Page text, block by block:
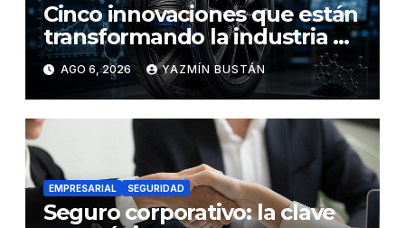
Cinco innovaciones que están
transformando la industria de
los neumáticos y redefinen el
futuro de la movilidad
AGO 6, 2026 YAZMÍN BUSTÁN
EMPRESARIAL SEGURIDAD
Seguro corporativo: la clave